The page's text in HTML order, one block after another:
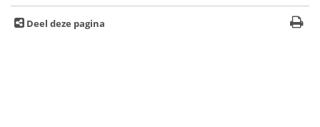
Deel deze pagina